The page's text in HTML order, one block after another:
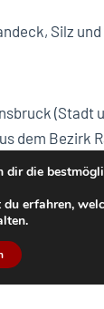
Silz
(Stadt
dem Bezirk
und
dir die
du erfahren,